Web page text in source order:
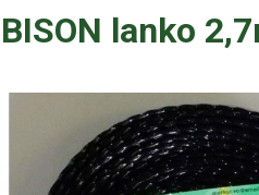
BISON lanko